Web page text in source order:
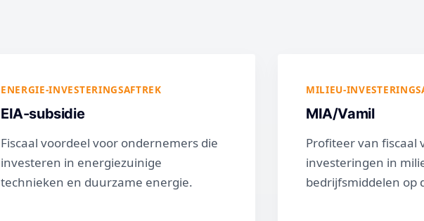
ENERGIE-INVESTERINGSAFTREK
EIA-subsidie
Fiscaal voordeel voor ondernemers die
investeren in energiezuinige
technieken en duurzame energie.
MILIEU-
MIA/Vamil
Profiteer van fiscaal
investeringen in
bedrijfsmiddelen op